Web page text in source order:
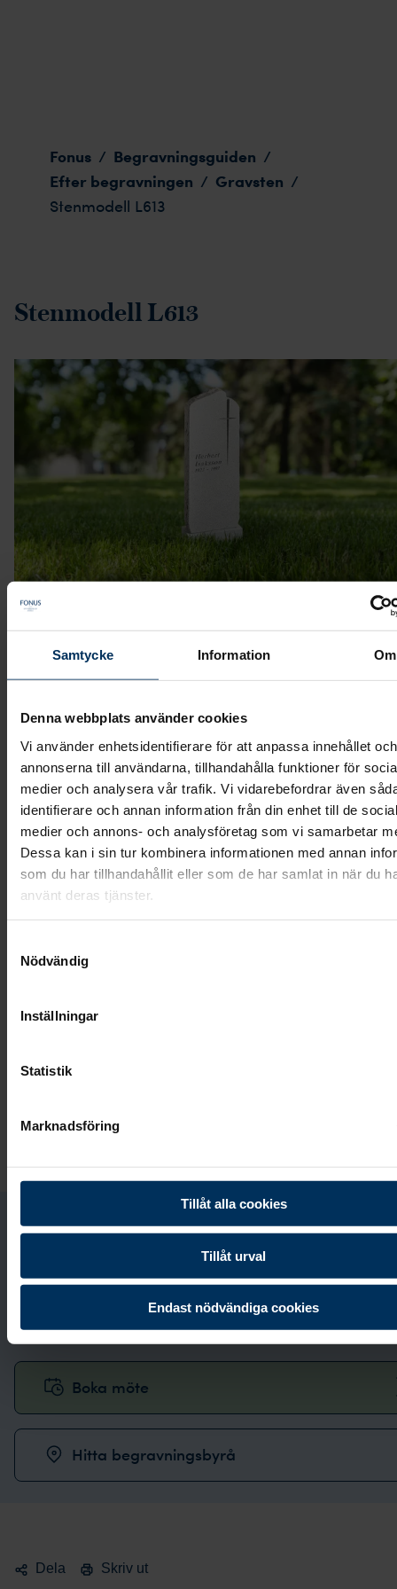
Samtycke Information Om
Denna webbplats använder cookies
Vi använder enhetsidentifierare för att anpassa innehållet och
annonserna till användarna, tillhandahålla funktioner för
medier och analysera vår trafik. Vi vidarebefordrar även
identifierare och annan information från din enhet till de
medier och annons- och analysföretag som vi samarbetar
Dessa kan i sin tur kombinera informationen med annan
som du har tillhandahållit eller som de har samlat in när du
använt deras tjänster.
Nödvändig
Inställningar
Statistik
Marknadsföring
Tillåt alla cookies
Tillåt urval
Endast nödvändiga cookies
Fonus / Begravningsguiden /
Efter begravningen / Gravsten /
Stenmodell L613
Stenmodell L613
Stenmodell L613
Stående smal sten med råarbetade kanter
Modell: stående/hög
Mått: (H)90x(B)40x10 cm
Material: Grå Kuru-granit
Stensort från: Finland
Stenmodell utformas i: Finland
Leverantör: Löbe Granit
23 795 kr
Besök begravningsplaneraren
Vi svarar i telefon alla dagar i veckan:
Boka möte
Hitta begravningsbyrå
Dela Skriv ut